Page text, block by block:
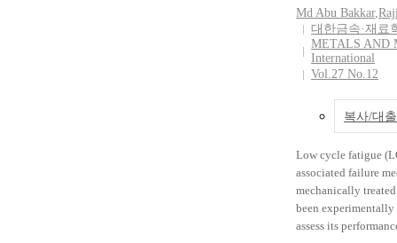
performed to
elastic modulus
phaseconstituents.
deformation in the
consisting of fine
percentage of
comprisingbainite,
martensite/
and some amount
Md Abu Bakkar,
대한금속·재료
METALS AND
International
Vol.27 No.12
복사/대
Low cycle fatigue
associated failure
mechanically
been
assess its